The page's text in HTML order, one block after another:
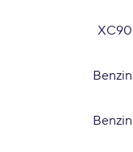
XC90
Benzin
Benzin